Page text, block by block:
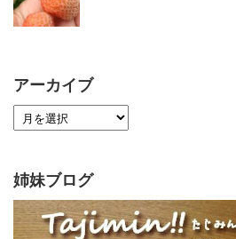
アーカイブ
姉妹ブログ